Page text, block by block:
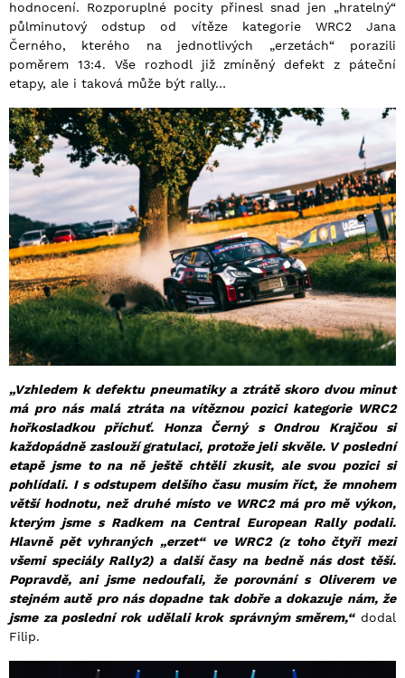
hodnocení. Rozporuplné pocity přinesl snad jen „hratelný“
půlminutový odstup od vítěze kategorie WRC2 Jana
Černého, kterého na jednotlivých „erzetách“ porazili
poměrem 13:4. Vše rozhodl již zmíněný defekt z páteční
etapy, ale i taková může být rally…
„Vzhledem k defektu pneumatiky a ztrátě skoro dvou minut
má pro nás malá ztráta na vítěznou pozici kategorie WRC2
hořkosladkou příchuť. Honza Černý s Ondrou Krajčou si
každopádně zaslouží gratulaci, protože jeli skvěle. V poslední
etapě jsme to na ně ještě chtěli zkusit, ale svou pozici si
pohlídali. I s odstupem delšího času musím říct, že mnohem
větší hodnotu, než druhé místo ve WRC2 má pro mě výkon,
kterým jsme s Radkem na Central European Rally podali.
Hlavně pět vyhraných „erzet“ ve WRC2 (z toho čtyři mezi
všemi speciály Rally2) a další časy na bedně nás dost těší.
Popravdě, ani jsme nedoufali, že porovnání s Oliverem ve
stejném autě pro nás dopadne tak dobře a dokazuje nám, že
jsme za poslední rok udělali krok správným směrem,“dodal
Filip.